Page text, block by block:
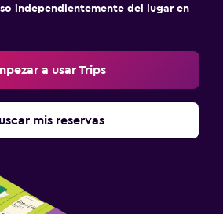
independientemente del lugar en
a usar Trips
mis reservas